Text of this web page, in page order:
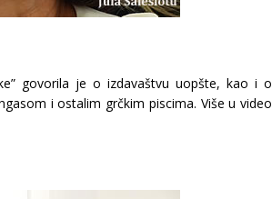
govorila je o izdavaštvu uopšte, kao i o
i ostalim grčkim piscima. Više u video